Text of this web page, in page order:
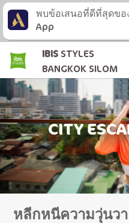
CITY
หลีกหนีความวุ่นว
IBIS STYLES
BANGKOK SILOM
พบข้อเสนอที่ดีที่สุดขอ
App